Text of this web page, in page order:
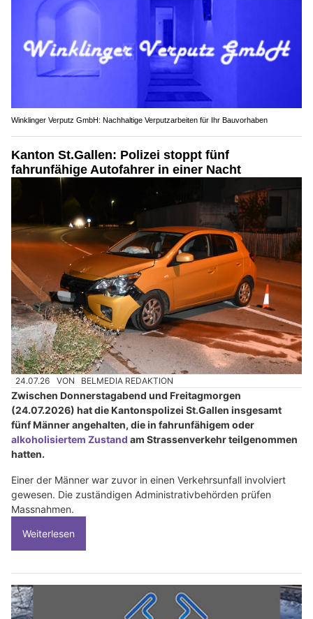
Winklinger Verputz GmbH: Nachhaltige Verputzarbeiten für Ihr Bauvorhaben
Kanton St.Gallen: Polizei stoppt fünf
fahrunfähige Autofahrer in einer Nacht
24.07.26 VON BELMEDIA REDAKTION
Zwischen Donnerstagabend und Freitagmorgen
(24.07.2026) hat die Kantonspolizei St.Gallen insgesamt
fünf Männer angehalten, die in fahrunfähigem oder
alkoholisiertem Zustand am Strassenverkehr teilgenommen
hatten.
Einer der Männer war zuvor in einen Verkehrsunfall involviert
gewesen. Die zuständigen Administrativbehörden prüfen
Massnahmen.
Weiterlesen